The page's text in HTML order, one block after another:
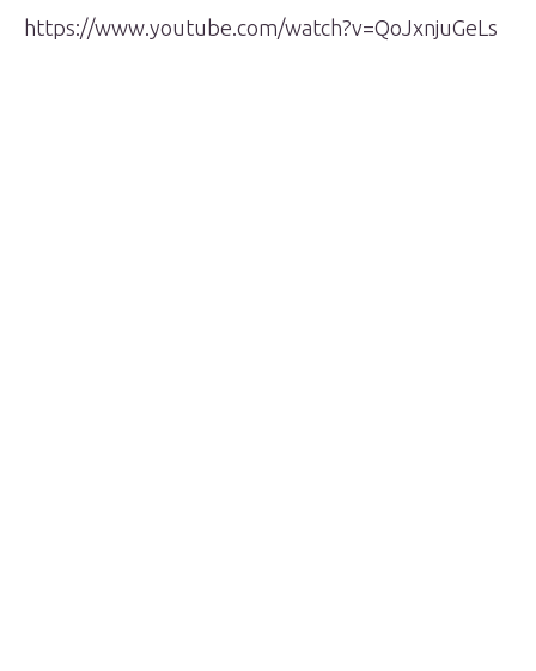
https://www.youtube.com/watch?v=QoJxnjuGeLs